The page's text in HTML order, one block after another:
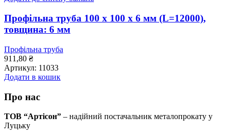
Профільна труба 100 x 100 x 6 мм (L=12000),
товщина: 6 мм
Профільна труба
911,80 ₴
Артикул: 11033
Додати в кошик
Про нас
ТОВ “Артісон” – надійний постачальник металопрокату у
Луцьку